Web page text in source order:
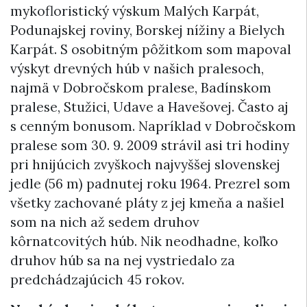
mykofloristický výskum Malých Karpát,
Podunajskej roviny, Borskej nížiny a Bielych
Karpát. S osobitným pôžitkom som mapoval
výskyt drevných húb v našich pralesoch,
najmä v Dobročskom pralese, Badínskom
pralese, Stužici, Udave a Havešovej. Často aj
s cenným bonusom. Napríklad v Dobročskom
pralese som 30. 9. 2009 strávil asi tri hodiny
pri hnijúcich zvyškoch najvyššej slovenskej
jedle (56 m) padnutej roku 1964. Prezrel som
všetky zachované pláty z jej kmeňa a našiel
som na nich až sedem druhov
kôrnatcovitých húb. Nik neodhadne, koľko
druhov húb sa na nej vystriedalo za
predchádzajúcich 45 rokov.